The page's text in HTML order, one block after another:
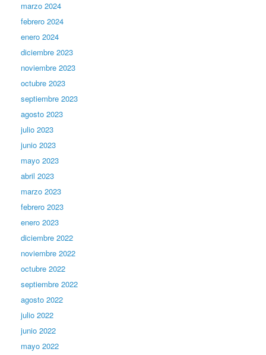
marzo 2024
febrero 2024
enero 2024
diciembre 2023
noviembre 2023
octubre 2023
septiembre 2023
agosto 2023
julio 2023
junio 2023
mayo 2023
abril 2023
marzo 2023
febrero 2023
enero 2023
diciembre 2022
noviembre 2022
octubre 2022
septiembre 2022
agosto 2022
julio 2022
junio 2022
mayo 2022